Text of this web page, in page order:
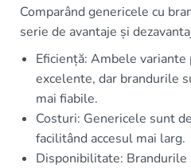
Comparând genericele cu
serie de avantaje și
Eficiență: Ambele
excelente, dar brandurile
mai fiabile.
Costuri: Genericele sunt
facilitând accesul mai larg.
Disponibilitate: